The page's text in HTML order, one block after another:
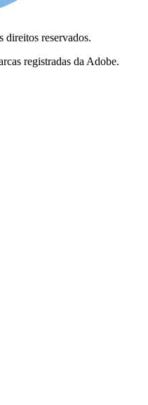
reservados.
registradas da Adobe.